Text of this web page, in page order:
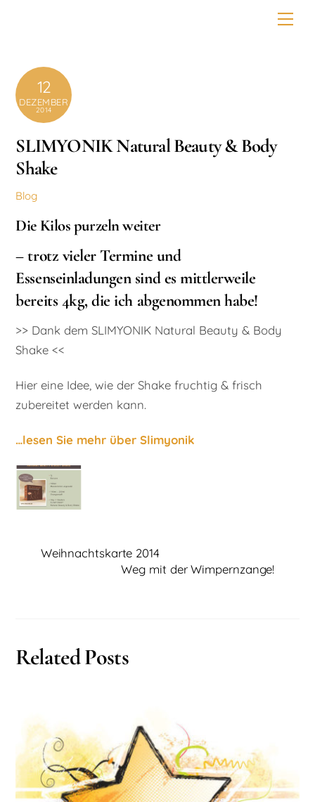
12
DEZEMBER
2014
SLIMYONIK Natural Beauty & Body
Shake
Blog
Die Kilos purzeln weiter
– trotz vieler Termine und
Essenseinladungen sind es mittlerweile
bereits 4kg, die ich abgenommen habe!
>> Dank dem SLIMYONIK Natural Beauty & Body
Shake <<
Hier eine Idee, wie der Shake fruchtig & frisch
zubereitet werden kann.
…lesen Sie mehr über Slimyonik
Weihnachtskarte 2014
Weg mit der Wimpernzange!
Related Posts